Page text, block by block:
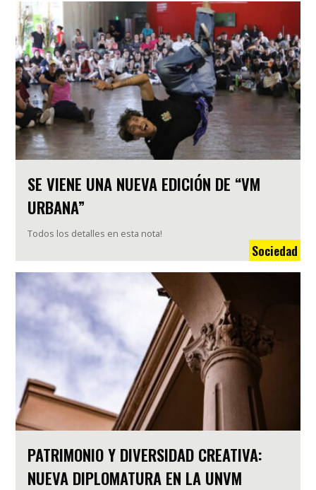
SE VIENE UNA NUEVA EDICIÓN DE “VM
URBANA”
Todos los detalles en esta nota!
Sociedad
PATRIMONIO Y DIVERSIDAD CREATIVA:
NUEVA DIPLOMATURA EN LA UNVM